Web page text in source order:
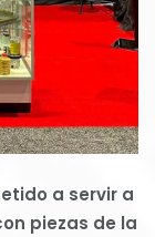
a servir a
piezas de la